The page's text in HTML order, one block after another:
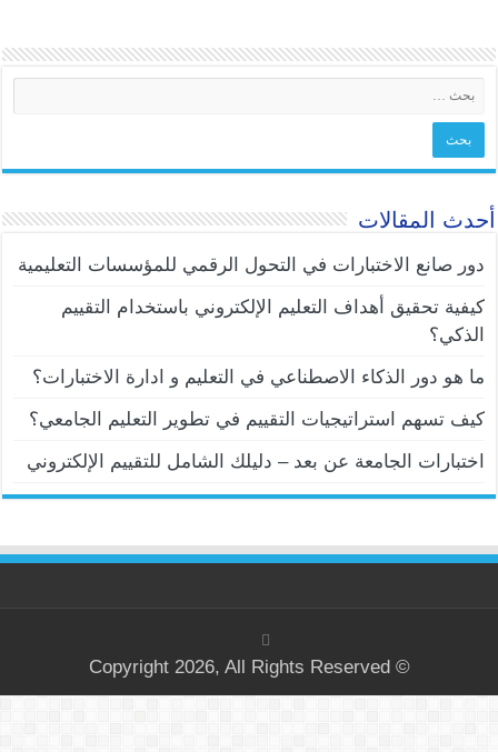
أحدث المقالات
دور صانع الاختبارات في التحول الرقمي للمؤسسات التعليمية
كيفية تحقيق أهداف التعليم الإلكتروني باستخدام التقييم
الذكي؟
ما هو دور الذكاء الاصطناعي في التعليم و ادارة الاختبارات؟
كيف تسهم استراتيجيات التقييم في تطوير التعليم الجامعي؟
اختبارات الجامعة عن بعد – دليلك الشامل للتقييم الإلكتروني
© Copyright 2026, All Rights Reserved